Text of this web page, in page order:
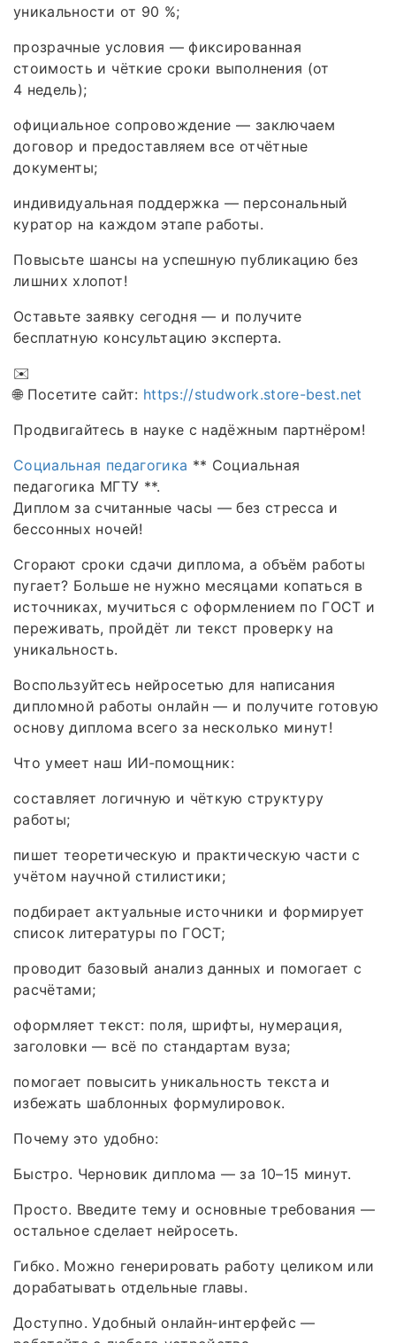
уникальности от 90 %;
прозрачные условия — фиксированная
стоимость и чёткие сроки выполнения (от
4 недель);
официальное сопровождение — заключаем
договор и предоставляем все отчётные
документы;
индивидуальная поддержка — персональный
куратор на каждом этапе работы.
Повысьте шансы на успешную публикацию без
лишних хлопот!
Оставьте заявку сегодня — и получите
бесплатную консультацию эксперта.
✉️
🌐 Посетите сайт: https://studwork.store-best.net
Продвигайтесь в науке с надёжным партнёром!
Социальная педагогика ** Социальная
педагогика МГТУ **.
Диплом за считанные часы — без стресса и
бессонных ночей!
Сгорают сроки сдачи диплома, а объём работы
пугает? Больше не нужно месяцами копаться в
источниках, мучиться с оформлением по ГОСТ и
переживать, пройдёт ли текст проверку на
уникальность.
Воспользуйтесь нейросетью для написания
дипломной работы онлайн — и получите готовую
основу диплома всего за несколько минут!
Что умеет наш ИИ‑помощник:
составляет логичную и чёткую структуру
работы;
пишет теоретическую и практическую части с
учётом научной стилистики;
подбирает актуальные источники и формирует
список литературы по ГОСТ;
проводит базовый анализ данных и помогает с
расчётами;
оформляет текст: поля, шрифты, нумерация,
заголовки — всё по стандартам вуза;
помогает повысить уникальность текста и
избежать шаблонных формулировок.
Почему это удобно:
Быстро. Черновик диплома — за 10–15 минут.
Просто. Введите тему и основные требования —
остальное сделает нейросеть.
Гибко. Можно генерировать работу целиком или
дорабатывать отдельные главы.
Доступно. Удобный онлайн‑интерфейс —